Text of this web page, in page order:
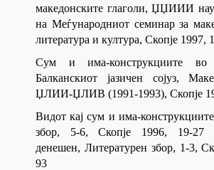
македонските глаголи, ЏЏИИИ
на Меѓународниот семинар за
литература и култура, Скопје 1997,
Сум и има-конструкциите во
Балканскиот јазичен сојуз,
ЏЛИИ-ЏЛИВ (1991-1993), Скопје
Видот кај сум и има-
збор, 5-6, Скопје 1996, 19-27
денешен, Литературен збор, 1-3,
93